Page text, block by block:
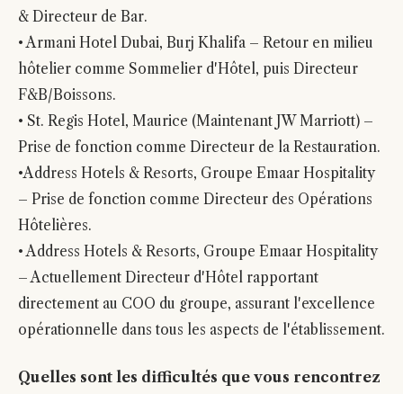
& Directeur de Bar.
• Armani Hotel Dubai, Burj Khalifa – Retour en milieu
hôtelier comme Sommelier d'Hôtel, puis Directeur
F&B/Boissons.
• St. Regis Hotel, Maurice (Maintenant JW Marriott) –
Prise de fonction comme Directeur de la Restauration.
•Address Hotels & Resorts, Groupe Emaar Hospitality
– Prise de fonction comme Directeur des Opérations
Hôtelières.
• Address Hotels & Resorts, Groupe Emaar Hospitality
– Actuellement Directeur d'Hôtel rapportant
directement au COO du groupe, assurant l'excellence
opérationnelle dans tous les aspects de l'établissement.
Quelles sont les difficultés que vous rencontrez